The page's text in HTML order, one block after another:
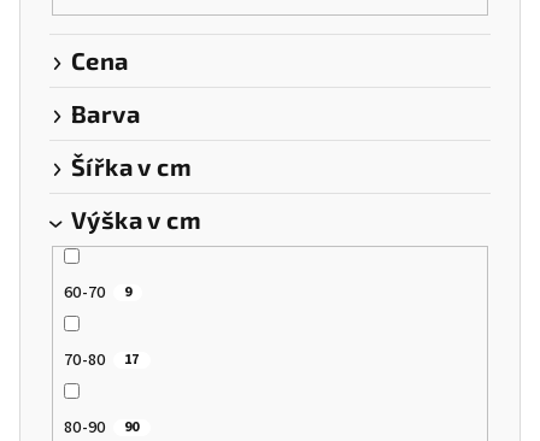
Cena
Barva
Šířka v cm
Výška v cm
60-70 9
70-80 17
80-90 90